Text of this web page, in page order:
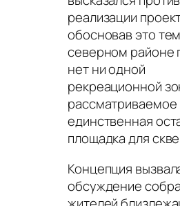
реализации
обосновав это
северном районе
нет ни одной
рекреационной
единственная
площадка для
Концепция
обсуждение